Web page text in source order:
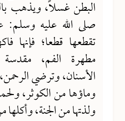
البطن غسلاً، ويذهب
صلى الله عليه
تقطعها قطعا؛ فإنها
مطهرة الفم،
الأسنان، وترضي
وماؤها من الكوثر،
ولذتها من الجنة، وأكلها